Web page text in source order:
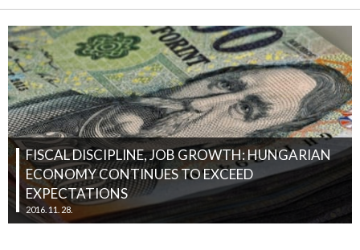
FISCAL DISCIPLINE, JOB GROWTH: HUNGARIAN
ECONOMY CONTINUES TO EXCEED
EXPECTATIONS
2016. 11. 28.